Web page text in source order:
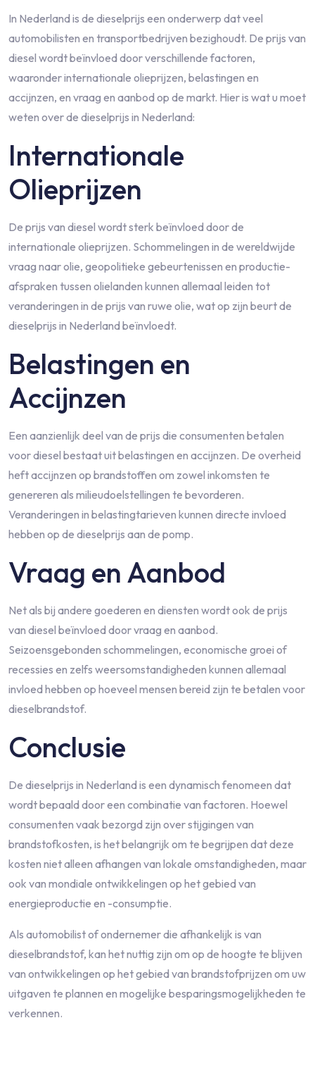
In Nederland is de dieselprijs een onderwerp dat veel
automobilisten en transportbedrijven bezighoudt. De prijs van
diesel wordt beïnvloed door verschillende factoren,
waaronder internationale olieprijzen, belastingen en
accijnzen, en vraag en aanbod op de markt. Hier is wat u moet
weten over de dieselprijs in Nederland:
Internationale
Olieprijzen
De prijs van diesel wordt sterk beïnvloed door de
internationale olieprijzen. Schommelingen in de wereldwijde
vraag naar olie, geopolitieke gebeurtenissen en productie-
afspraken tussen olielanden kunnen allemaal leiden tot
veranderingen in de prijs van ruwe olie, wat op zijn beurt de
dieselprijs in Nederland beïnvloedt.
Belastingen en
Accijnzen
Een aanzienlijk deel van de prijs die consumenten betalen
voor diesel bestaat uit belastingen en accijnzen. De overheid
heft accijnzen op brandstoffen om zowel inkomsten te
genereren als milieudoelstellingen te bevorderen.
Veranderingen in belastingtarieven kunnen directe invloed
hebben op de dieselprijs aan de pomp.
Vraag en Aanbod
Net als bij andere goederen en diensten wordt ook de prijs
van diesel beïnvloed door vraag en aanbod.
Seizoensgebonden schommelingen, economische groei of
recessies en zelfs weersomstandigheden kunnen allemaal
invloed hebben op hoeveel mensen bereid zijn te betalen voor
dieselbrandstof.
Conclusie
De dieselprijs in Nederland is een dynamisch fenomeen dat
wordt bepaald door een combinatie van factoren. Hoewel
consumenten vaak bezorgd zijn over stijgingen van
brandstofkosten, is het belangrijk om te begrijpen dat deze
kosten niet alleen afhangen van lokale omstandigheden, maar
ook van mondiale ontwikkelingen op het gebied van
energieproductie en -consumptie.
Als automobilist of ondernemer die afhankelijk is van
dieselbrandstof, kan het nuttig zijn om op de hoogte te blijven
van ontwikkelingen op het gebied van brandstofprijzen om uw
uitgaven te plannen en mogelijke besparingsmogelijkheden te
verkennen.